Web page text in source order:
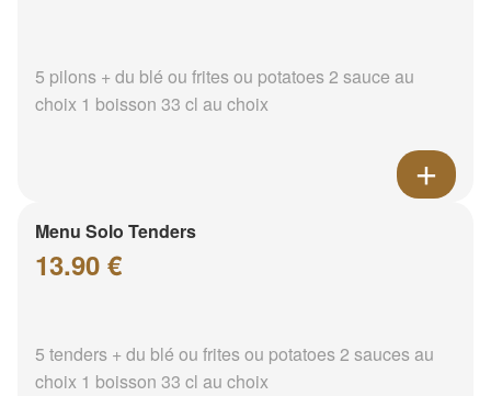
5 pilons + du blé ou frites ou potatoes 2 sauce au
choix 1 boisson 33 cl au choix
Menu Solo Tenders
13.90 €
5 tenders + du blé ou frites ou potatoes 2 sauces au
choix 1 boisson 33 cl au choix